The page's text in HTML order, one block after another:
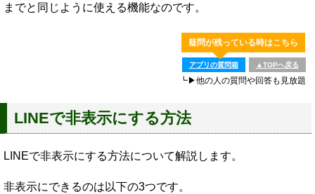
までと同じように使える機能なのです。
疑問が残っている時はこちら
アプリの質問箱 ▲TOPへ戻る
┗▶他の人の質問や回答も見放題
LINEで非表示にする方法
LINEで非表示にする方法について解説します。
非表示にできるのは以下の3つです。